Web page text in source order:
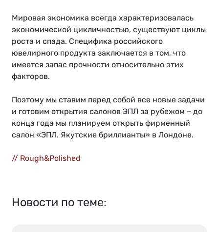
Мировая экономика всегда характеризовалась
экономической цикличностью, существуют циклы
роста и спада. Специфика российского
ювелирного продукта заключается в том, что
имеется запас прочности относительно этих
факторов.
Поэтому мы ставим перед собой все новые задачи
и готовим открытия салонов ЭПЛ за рубежом – до
конца года мы планируем открыть фирменный
салон «ЭПЛ. Якутские бриллианты» в Лондоне.
// Rough&Polished
Новости по теме: